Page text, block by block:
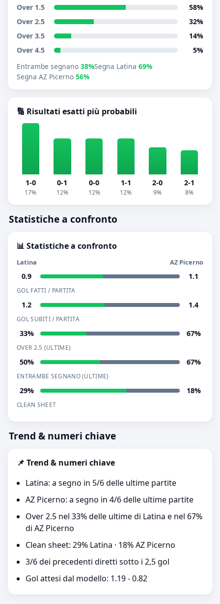
Over 1.5
58%
Over 2.5
32%
Over 3.5
14%
Over 4.5
5%
Entrambe segnano 38%Segna Latina 69%
Segna AZ Picerno 56%
🔢 Risultati esatti più probabili
1-0
17%
0-1
12%
0-0
12%
1-1
12%
2-0
9%
2-1
8%
Statistiche a confronto
📊 Statistiche a confronto
Latina AZ Picerno
0.9 1.1
GOL FATTI / PARTITA
1.2 1.4
GOL SUBITI / PARTITA
33% 67%
OVER 2.5 (ULTIME)
50% 67%
ENTRAMBE SEGNANO (ULTIME)
29% 18%
CLEAN SHEET
Trend & numeri chiave
📌 Trend & numeri chiave
Latina: a segno in 5/6 delle ultime partite
AZ Picerno: a segno in 4/6 delle ultime partite
Over 2.5 nel 33% delle ultime di Latina e nel 67%
di AZ Picerno
Clean sheet: 29% Latina · 18% AZ Picerno
3/6 dei precedenti diretti sotto i 2,5 gol
Gol attesi dal modello: 1.19 - 0.82